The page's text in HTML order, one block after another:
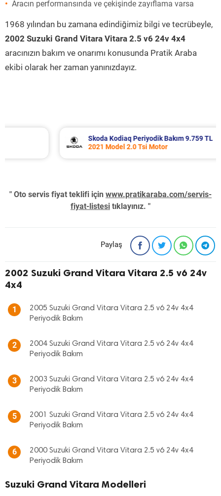
Aracın performansında ve çekişinde zayıflama varsa
1968 yılından bu zamana edindiğimiz bilgi ve tecrübeyle,
2002 Suzuki Grand Vitara Vitara 2.5 v6 24v 4x4
aracınızın bakım ve onarımı konusunda Pratik Araba
ekibi olarak her zaman yanınızdayız.
Skoda Kodiaq Periyodik Bakım 9.759 TL
2021 Model 2.0 Tsi Motor
" Oto servis fiyat teklifi için www.pratikaraba.com/servis-
fiyat-listesi tıklayınız. "
Paylaş
2002 Suzuki Grand Vitara Vitara 2.5 v6 24v
4x4
1
2005 Suzuki Grand Vitara Vitara 2.5 v6 24v 4x4
Periyodik Bakım
2
2004 Suzuki Grand Vitara Vitara 2.5 v6 24v 4x4
Periyodik Bakım
3
2003 Suzuki Grand Vitara Vitara 2.5 v6 24v 4x4
Periyodik Bakım
5
2001 Suzuki Grand Vitara Vitara 2.5 v6 24v 4x4
Periyodik Bakım
6
2000 Suzuki Grand Vitara Vitara 2.5 v6 24v 4x4
Periyodik Bakım
Suzuki Grand Vitara Modelleri